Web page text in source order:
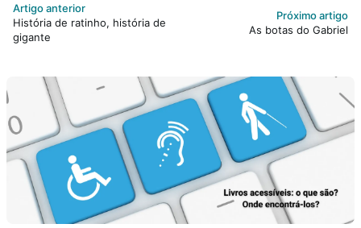
Artigo anterior
História de ratinho, história de
gigante
Próximo artigo
As botas do Gabriel